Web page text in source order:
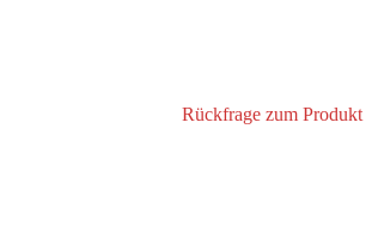
Rückfrage zum Produkt